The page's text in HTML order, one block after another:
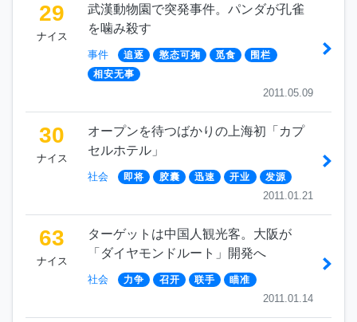
29
ナイス
武漢動物園で突発事件。パンダが孔雀
を噛み殺す
事件 追逐 憨态可掬 觅食
围栏
相安无事
2011.05.09
30
ナイス
オープンを待つばかりの上海初「カプ
セルホテル」
社会 即将 胶囊 迅速 开业 发源
2011.01.21
63
ナイス
ターゲットは中国人観光客。大阪が
「ダイヤモンドルート」開発へ
社会 力争 召开 联手 瞄准
2011.01.14